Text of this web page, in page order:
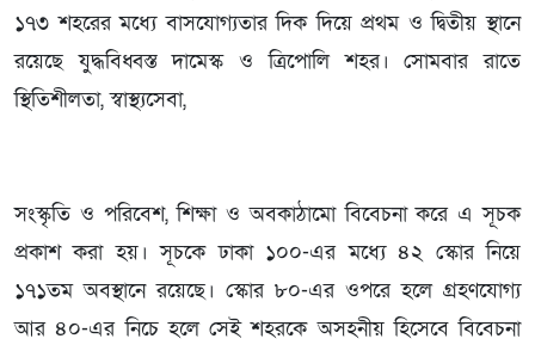
১৭৩ শহরের মধ্যে বাসযোগ্যতার দিক দিয়ে প্রথম ও দ্বিতীয় স্থানে
রয়েছে যুদ্ধবিধ্বস্ত দামেস্ক ও ত্রিপোলি শহর। সোমবার রাতে
স্থিতিশীলতা, স্বাস্থ্যসেবা,
সংস্কৃতি ও পরিবেশ, শিক্ষা ও অবকাঠামো বিবেচনা করে এ সূচক
প্রকাশ করা হয়। সূচকে ঢাকা ১০০-এর মধ্যে ৪২ স্কোর নিয়ে
১৭১তম অবস্থানে রয়েছে। স্কোর ৮০-এর ওপরে হলে গ্রহণযোগ্য
আর ৪০-এর নিচে হলে সেই শহরকে অসহনীয় হিসেবে বিবেচনা